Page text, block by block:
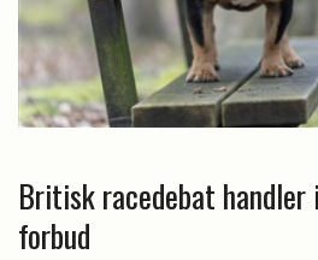
Britisk racedebat handler
forbud